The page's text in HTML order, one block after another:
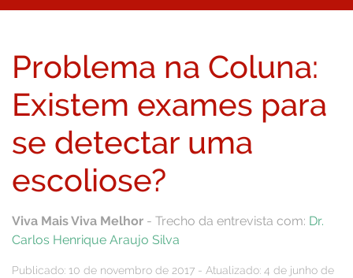
Problema na Coluna:
Existem exames para
se detectar uma
escoliose?
Viva Mais Viva Melhor - Trecho da entrevista com: Dr.
Carlos Henrique Araujo Silva
Publicado: 10 de novembro de 2017 - Atualizado: 4 de junho de